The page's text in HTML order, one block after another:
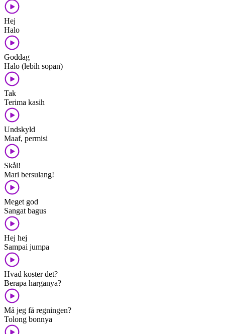
Hej
Halo
Goddag
Halo (lebih sopan)
Tak
Terima kasih
Undskyld
Maaf, permisi
Skål!
Mari bersulang!
Meget god
Sangat bagus
Hej hej
Sampai jumpa
Hvad koster det?
Berapa harganya?
Må jeg få regningen?
Tolong bonnya